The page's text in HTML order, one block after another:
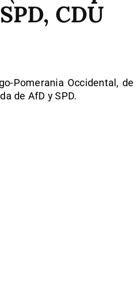
CDU
Pomerania Occidental, de
de AfD y SPD.